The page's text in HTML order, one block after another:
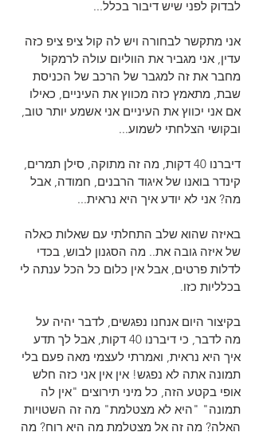
לבדוק לפני שיש דיבור בכלל...
אני מתקשר לבחורה ויש לה קול ציפ ציפ כזה
עדין, אני מגביר את הווליום עולה לרמקול
מחבר את זה למגבר של הרכב של הכניסת
שבת, מתאמץ כזה מכווץ את העיניים, כאילו
אם אני יכווץ את העיניים אני אשמע יותר טוב,
ובקושי הצלחתי לשמוע...
דיברנו 40 דקות, מה זה מתוקה, סילן תמרים,
קינדר בואנו של איגוד הרבנים, חמודה, אבל
מה? אני לא יודע איך היא נראית...
באיזה שהוא שלב התחלתי עם שאלות כאלה
של איזה גובה את.. מה הסגנון לבוש, בכדי
לדלות פרטים, אבל אין כלום כל הכל ענתה לי
בכלליות כזו.
בקיצור היום אנחנו נפגשים, לדבר יהיה על
מה לדבר, כי דיברנו 40 דקות, אבל לך תדע
איך היא נראית, ואמרתי לעצמי מאה פעם בלי
תמונה אתה לא נפגש! אין אין אני כזה חלש
אופי בקטע הזה, כל מיני תירוצים "אין לה
תמונה" "היא לא מצטלמת" מה זה השטויות
האלה? מה זה אל מצטלמת מה היא רוח? מה